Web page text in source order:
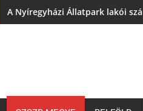
A Nyíregyházi Állatpark lakói